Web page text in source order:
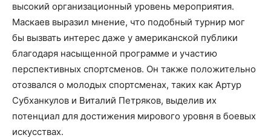
высокий организационный уровень мероприятия.
Маскаев выразил мнение, что подобный турнир мог
бы вызвать интерес даже у американской публики
благодаря насыщенной программе и участию
перспективных спортсменов. Он также положительно
отозвался о молодых спортсменах, таких как Артур
Субханкулов и Виталий Петряков, выделив их
потенциал для достижения мирового уровня в боевых
искусствах.